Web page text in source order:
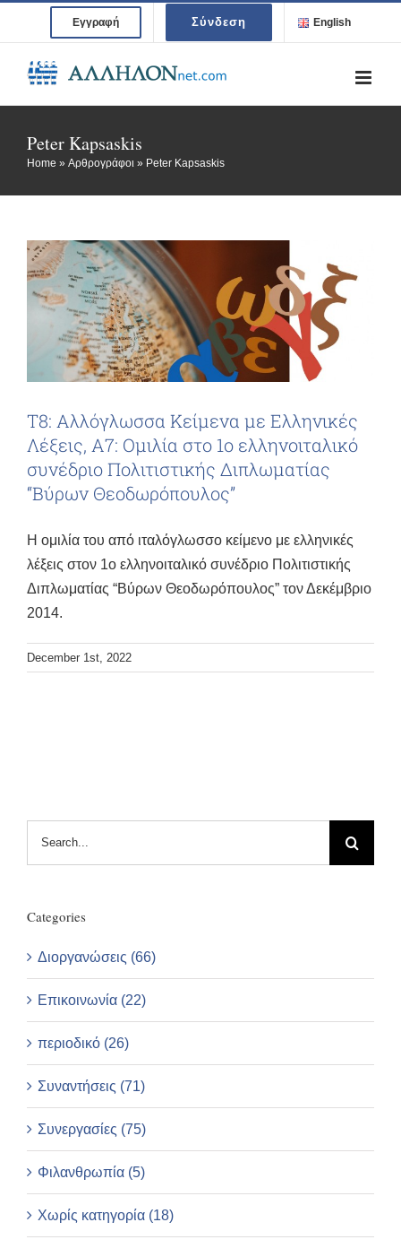
content
Εγγραφή Σύνδεση English
Peter Kapsaskis
Home » Αρθρογράφοι » Peter Kapsaskis
Τ8: Αλλόγλωσσα Κείμενα με Ελληνικές
Λέξεις, Α7: Ομιλία στο 1ο ελληνοιταλικό
συνέδριο Πολιτιστικής Διπλωματίας
“Βύρων Θεοδωρόπουλος”
Η ομιλία του από ιταλόγλωσσο κείμενο με ελληνικές
λέξεις στον 1ο ελληνοιταλικό συνέδριο Πολιτιστικής
Διπλωματίας “Βύρων Θεοδωρόπουλος” τον Δεκέμβριο
2014.
December 1st, 2022
Categories
Διοργανώσεις (66)
Επικοινωνία (22)
περιοδικό (26)
Συναντήσεις (71)
Συνεργασίες (75)
Φιλανθρωπία (5)
Χωρίς κατηγορία (18)